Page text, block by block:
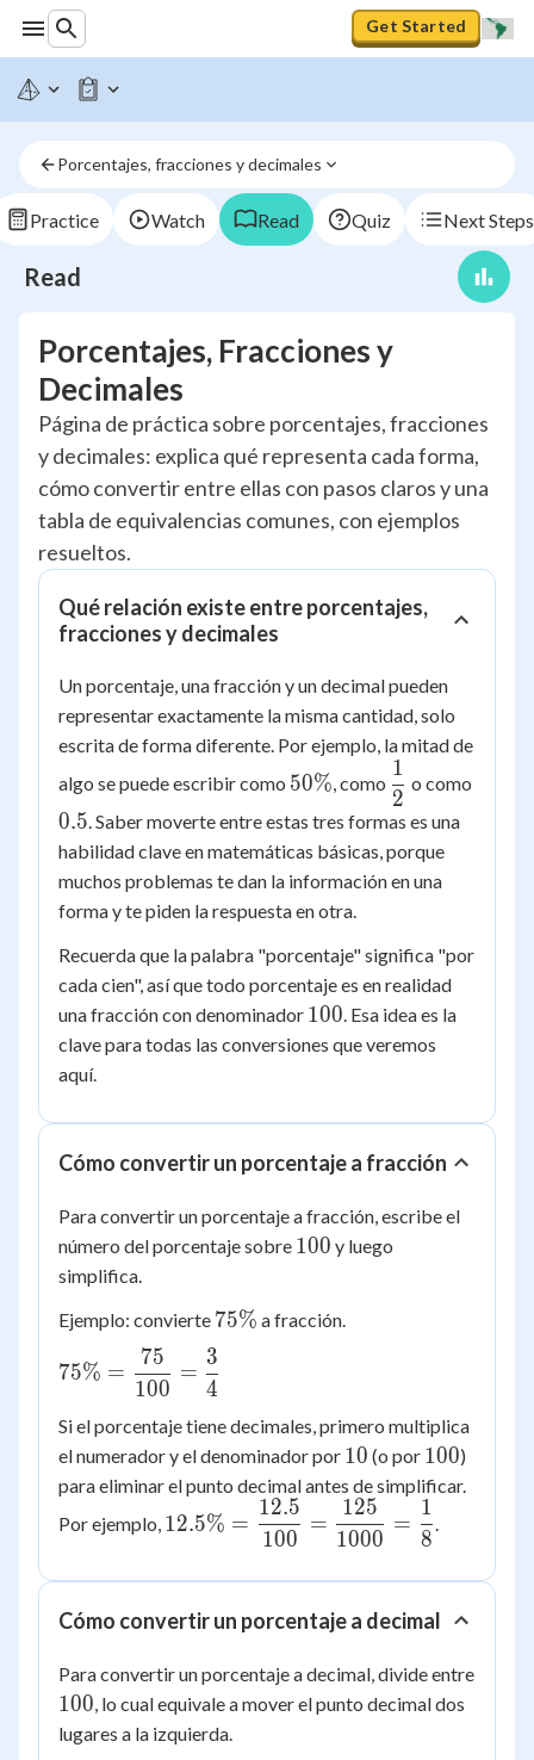
Get Started
Porcentajes, fracciones y decimales
Practice Watch Read Quiz Next Steps
Read
Porcentajes, Fracciones y
Decimales
Página de práctica sobre porcentajes, fracciones
y decimales: explica qué representa cada forma,
cómo convertir entre ellas con pasos claros y una
tabla de equivalencias comunes, con ejemplos
resueltos.
Qué relación existe entre porcentajes,
fracciones y decimales
Un porcentaje, una fracción y un decimal pueden
representar exactamente la misma cantidad, solo
escrita de forma diferente. Por ejemplo, la mitad de
algo se puede escribir como 50\%
50%, como \dfrac{1}
{2}
2
1
o como
0.5. Saber moverte entre estas tres formas es una
habilidad clave en matemáticas básicas, porque
muchos problemas te dan la información en una
forma y te piden la respuesta en otra.
Recuerda que la palabra "porcentaje" significa "por
cada cien", así que todo porcentaje es en realidad
una fracción con denominador 100
100. Esa idea es la
clave para todas las conversiones que veremos
aquí.
Cómo convertir un porcentaje a fracción
Para convertir un porcentaje a fracción, escribe el
número del porcentaje sobre 100
100 y luego
simplifica.
Ejemplo: convierte 75\%
75% a fracción.
75\% =
\dfrac{75}
{100} =
\dfrac{3}
{4}
75% =
100
75
=
4
3
Si el porcentaje tiene decimales, primero multiplica
el numerador y el denominador por 10
10 (o por 100
100)
para eliminar el punto decimal antes de simplificar.
Por ejemplo, 12.5\% =
\dfrac{12.5}
{1000} =
{8}
12.5% =
100
12.5
=
1000
125
=
8
1
Cómo convertir un porcentaje a decimal
Para convertir un porcentaje a decimal, divide entre
100
100 , lo cual equivale a mover el punto decimal dos
lugares a la izquierda.